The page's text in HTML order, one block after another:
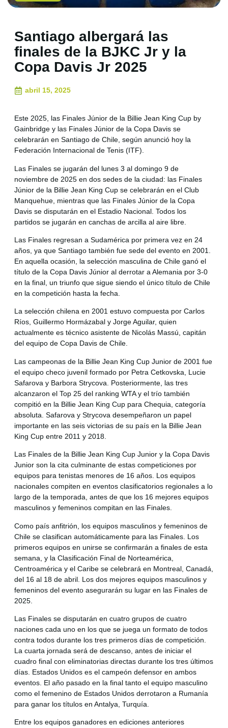
Santiago albergará las
finales de la BJKC Jr y la
Copa Davis Jr 2025
abril 15, 2025
Este 2025, las Finales Júnior de la Billie Jean King Cup by
Gainbridge y las Finales Júnior de la Copa Davis se
celebrarán en Santiago de Chile, según anunció hoy la
Federación Internacional de Tenis (ITF).
Las Finales se jugarán del lunes 3 al domingo 9 de
noviembre de 2025 en dos sedes de la ciudad: las Finales
Júnior de la Billie Jean King Cup se celebrarán en el Club
Manquehue, mientras que las Finales Júnior de la Copa
Davis se disputarán en el Estadio Nacional. Todos los
partidos se jugarán en canchas de arcilla al aire libre.
Las Finales regresan a Sudamérica por primera vez en 24
años, ya que Santiago también fue sede del evento en 2001.
En aquella ocasión, la selección masculina de Chile ganó el
título de la Copa Davis Júnior al derrotar a Alemania por 3-0
en la final, un triunfo que sigue siendo el único título de Chile
en la competición hasta la fecha.
La selección chilena en 2001 estuvo compuesta por Carlos
Ríos, Guillermo Hormázabal y Jorge Aguilar, quien
actualmente es técnico asistente de Nicolás Massú, capitán
del equipo de Copa Davis de Chile.
Las campeonas de la Billie Jean King Cup Junior de 2001 fue
el equipo checo juvenil formado por Petra Cetkovska, Lucie
Safarova y Barbora Strycova. Posteriormente, las tres
alcanzaron el Top 25 del ranking WTA y el trío también
compitió en la Billie Jean King Cup para Chequia, categoría
absoluta. Safarova y Strycova desempeñaron un papel
importante en las seis victorias de su país en la Billie Jean
King Cup entre 2011 y 2018.
Las Finales de la Billie Jean King Cup Junior y la Copa Davis
Junior son la cita culminante de estas competiciones por
equipos para tenistas menores de 16 años. Los equipos
nacionales compiten en eventos clasificatorios regionales a lo
largo de la temporada, antes de que los 16 mejores equipos
masculinos y femeninos compitan en las Finales.
Como país anfitrión, los equipos masculinos y femeninos de
Chile se clasifican automáticamente para las Finales. Los
primeros equipos en unirse se confirmarán a finales de esta
semana, y la Clasificación Final de Norteamérica,
Centroamérica y el Caribe se celebrará en Montreal, Canadá,
del 16 al 18 de abril. Los dos mejores equipos masculinos y
femeninos del evento asegurarán su lugar en las Finales de
2025.
Las Finales se disputarán en cuatro grupos de cuatro
naciones cada uno en los que se juega un formato de todos
contra todos durante los tres primeros días de competición.
La cuarta jornada será de descanso, antes de iniciar el
cuadro final con eliminatorias directas durante los tres últimos
días. Estados Unidos es el campeón defensor en ambos
eventos. El año pasado en la final tanto el equipo masculino
como el femenino de Estados Unidos derrotaron a Rumanía
para ganar los títulos en Antalya, Turquía.
Entre los equipos ganadores en ediciones anteriores